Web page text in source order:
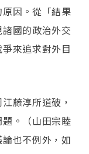
原因。從「結果
國的政治外交
來追求對外目
藤淳所道破，
。（山田宗睦
也不例外，如